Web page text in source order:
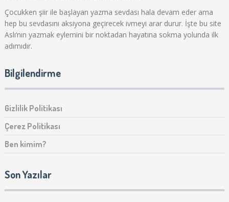
Çocukken şiir ile başlayan yazma sevdası hala devam eder ama
hep bu sevdasını aksiyona geçirecek ivmeyi arar durur. İşte bu site
Aslı‘nın yazmak eylemini bir noktadan hayatına sokma yolunda ilk
adımıdır.
Bilgilendirme
Gizlilik Politikası
Çerez Politikası
Ben kimim?
Son Yazılar